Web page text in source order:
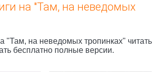
на "Там, на неведомых
"Там, на неведомых тропинках" читать
бесплатно полные версии.